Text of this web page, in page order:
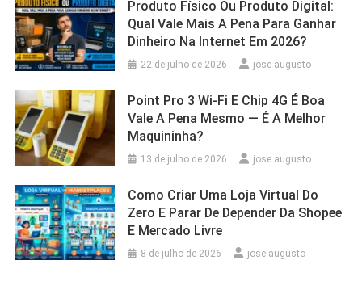
Produto Físico Ou Produto Digital:
Qual Vale Mais A Pena Para Ganhar
Dinheiro Na Internet Em 2026?
22 de julho de 2026 jose augusto
Point Pro 3 Wi‑Fi E Chip 4G É Boa
Vale A Pena Mesmo — É A Melhor
Maquininha?
13 de julho de 2026 jose augusto
Como Criar Uma Loja Virtual Do
Zero E Parar De Depender Da Shopee
E Mercado Livre
8 de julho de 2026 jose augusto